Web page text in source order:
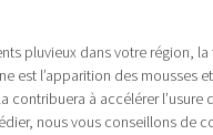
pluvieux dans votre région,
est l’apparition des mousses
contribuera à accélérer
nous vous conseillons de